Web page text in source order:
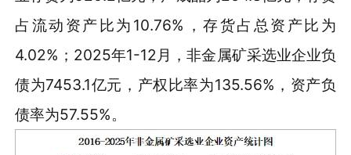
占流动资产比为10.76%，存货占总资产比为
4.02%；2025年1-12月，非金属矿采选业企业负
债为7453.1亿元，产权比率为135.56%，资产负
债率为57.55%。